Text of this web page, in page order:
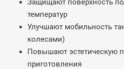
Защищают поверхность
температур
Улучшают мобильность
колесами)
Повышают эстетическую
приготовления